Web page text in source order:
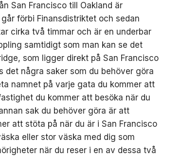
San Francisco till Oakland är
förbi Finansdistriktet och sedan
cirka två timmar och är en underbar
samtidigt som man kan se det
som ligger direkt på San Francisco
några saker som du behöver göra
namnet på varje gata du kommer att
du kommer att besöka när du
sak du behöver göra är att
att stöta på när du är i San Francisco
eller stor väska med dig som
när du reser i en av dessa två